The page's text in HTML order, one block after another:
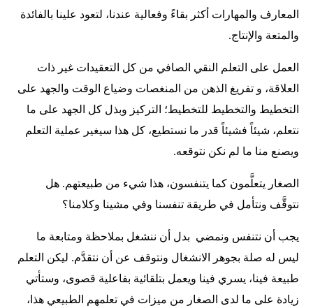
المعارف والمهارات أكثر بقاءً وفعالية عندنا، لتعود علينا بالفائدة
والمتعة والإنتاج.
العمل على التعلم النقي الصافي من كل التعقيدات غير ذات
العلاقة، و تفريغ الذهن من المنغصات وضياع الوقت والجهد على
التخطيط والتخطيط للتخطيط؛ التركيز وبذل كل الجهد على ما
نتعلم، شيئاً فشيئاً قدر ما نستطيع، كل هذا سيغير عملية التعلم
ويصنع منا ما لم نكن نتوقعه.
الصغار يتعلَّمون كما يتنفسون، هذا شيء من طبيعتهم. هل
نتوقَّف ونتأمل في طريقة تنفسنا وفي مشينا وكلامنا؟
يجب أن نتنفس ونمضي بدل أن ننشغل بملاحظة ومتابعة ما
ليس له صلة بجوهر الانشغال ونتوقف عن أن نتقدَّم. ليكن التعلم
طبيعة فينا، يسري فينا ويعمل بتلقائية بفاعلية قصوى، وستأتي
زيادة على ما لدى الصغار من ميزات في تعلمهم الطبيعي هذا،